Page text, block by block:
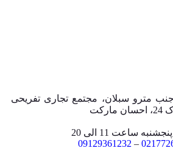
مترو سبلان، مجتمع تجاری تفریحی
ساعت 11 الی 20
–
09129361232